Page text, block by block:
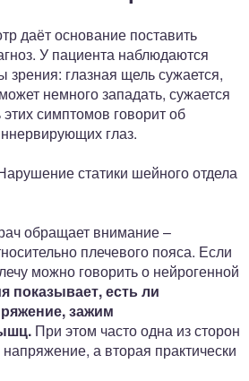
даёт основание поставить
У пациента наблюдаются
зрения: глазная щель сужается,
немного западать, сужается
симптомов говорит об
глаз.
статики шейного отдела
обращает внимание –
плечевого пояса. Если
можно говорить о нейрогенной
показывает, есть ли
зажим
При этом часто одна из сторон
а вторая практически